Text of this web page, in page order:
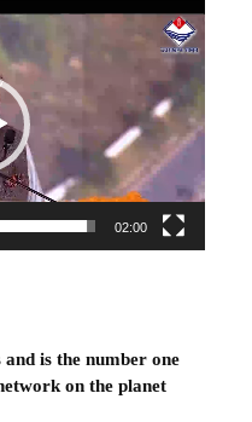
02:00
is the number one
on the planet